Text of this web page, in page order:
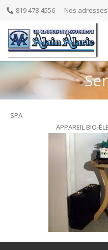
819 478-4556 Nos adresses
SPA
APPAREIL BIO-